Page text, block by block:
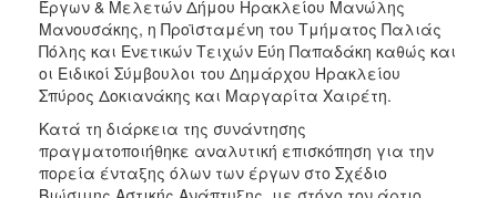
Έργων & Μελετών Δήμου Ηρακλείου Μανώλης
Μανουσάκης, η Προϊσταμένη του Τμήματος Παλιάς
Πόλης και Ενετικών Τειχών Εύη Παπαδάκη καθώς και
οι Ειδικοί Σύμβουλοι του Δημάρχου Ηρακλείου
Σπύρος Δοκιανάκης και Μαργαρίτα Χαιρέτη.
Κατά τη διάρκεια της συνάντησης
πραγματοποιήθηκε αναλυτική επισκόπηση για την
πορεία ένταξης όλων των έργων στο Σχέδιο